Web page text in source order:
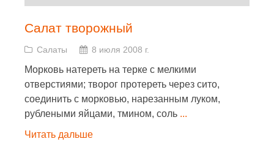
Салат творожный
Салаты 8 июля 2008 г.
Морковь натереть на терке с мелкими
отверстиями; творог протереть через сито,
соединить с морковью, нарезанным луком,
рублеными яйцами, тмином, соль ...
Читать дальше